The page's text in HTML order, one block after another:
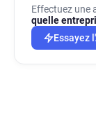
Effectuez une
quelle
Essayez